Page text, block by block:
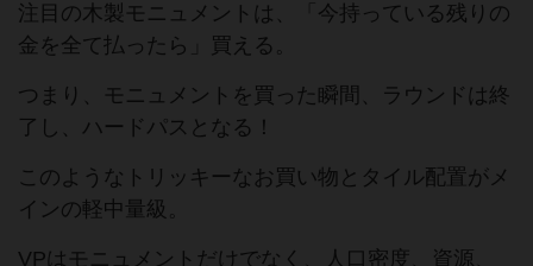
注目の木製モニュメントは、「今持っている残りの
金を全て払ったら」買える。
つまり、モニュメントを買った瞬間、ラウンドは終
了し、ハードパスとなる！
このようなトリッキーなお買い物とタイル配置がメ
インの軽中量級。
VPはモニュメントだけでなく、人口密度、資源、